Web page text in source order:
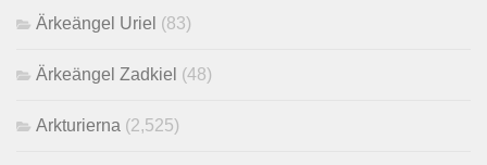
Ärkeängel Uriel (83)
Ärkeängel Zadkiel (48)
Arkturierna (2,525)